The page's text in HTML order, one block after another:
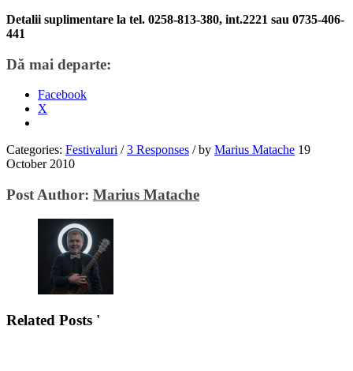
Detalii suplimentare la tel. 0258-813-380, int.2221 sau 0735-406-
441
Dă mai departe:
Facebook
X
Categories: Festivaluri / 3 Responses /by Marius Matache 19
October 2010
Post Author: Marius Matache
Related Posts '